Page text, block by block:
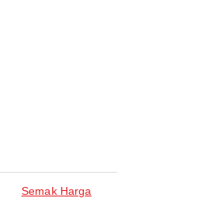
Semak Harga